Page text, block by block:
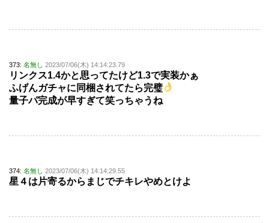
373: 名無し 2023/07/06(木) 14:14:23.79
リンクス1.4かと思ってたけど1.3で実装かぁ
ふげんガチャに同梱されてたら完璧
量子パ完成が早すぎて笑っちゃうね
374: 名無し 2023/07/06(木) 14:14:29.55
星４は片寄るからまじでチキレやめとけよ